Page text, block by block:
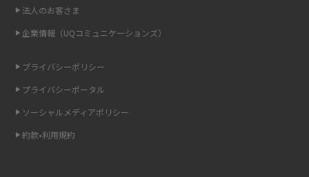
2015年7月(9)
2015年6月(8)
2015年3月(9)
2015年2月(7)
ONU（光回線終端装置）とは？モデム・ルーター・ホームゲートウェイと
ギガバイト（GB）とは？1GBの目安やギガが足りない時の対処法を紹介
Wi-Fi 6とは？Wi-Fi 5との違いやメリットと注意点、規格の種類も解説
法人のお客さま
企業情報（UQコミュニケーションズ）
プライバシーポリシー
プライバシーポータル
ソーシャルメディアポリシー
約款•利用規約